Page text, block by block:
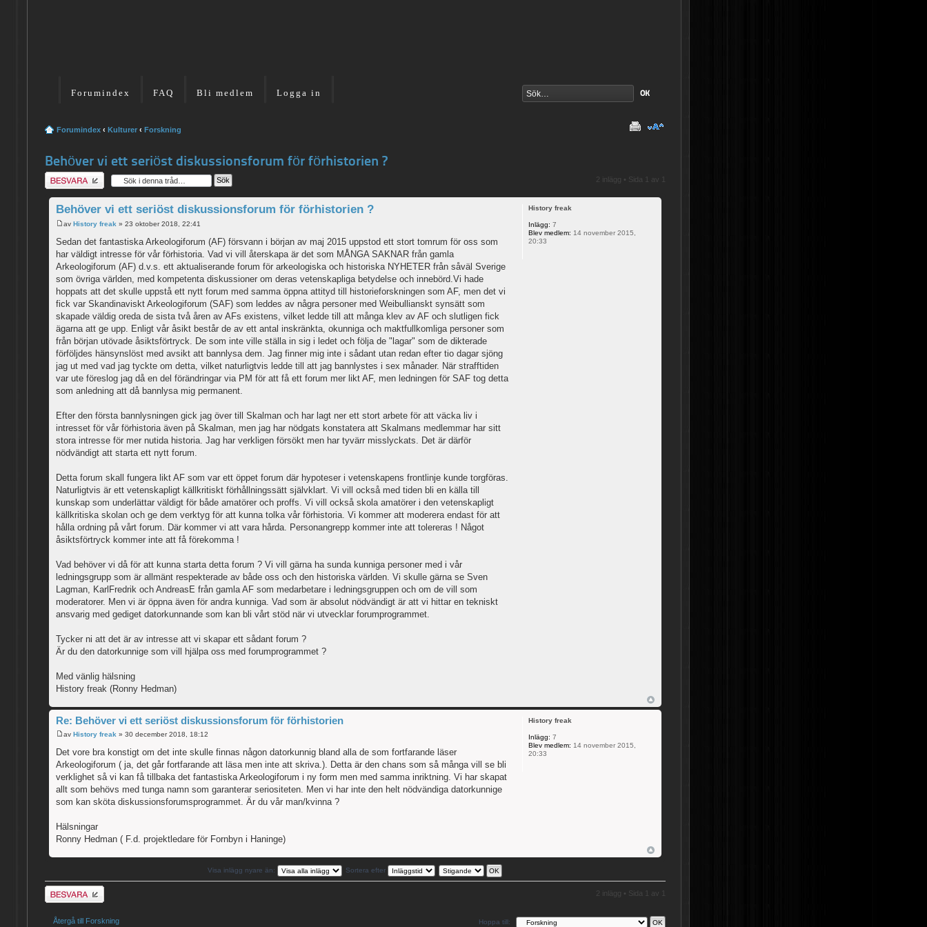
Forumindex FAQ Bli medlem Logga in
Forumindex ‹ Kulturer ‹ Forskning
Behöver vi ett seriöst diskussionsforum för förhistorien ?
Besvara 2 inlägg • Sida av
Behöver vi ett seriöst diskussionsforum för förhistorien ?
av History freak » 23 oktober 2018, 22:41
Sedan det fantastiska Arkeologiforum (AF) försvann i början av maj 2015 uppstod ett stort tomrum för oss som
har väldigt intresse för vår förhistoria. Vad vi vill återskapa är det som MÅNGA SAKNAR från gamla
Arkeologiforum (AF) d.v.s. ett aktualiserande forum för arkeologiska och historiska NYHETER från såväl Sverige
som övriga världen, med kompetenta diskussioner om deras vetenskapliga betydelse och innebörd.Vi hade
hoppats att det skulle uppstå ett nytt forum med samma öppna attityd till historieforskningen som AF, men det vi
fick var Skandinaviskt Arkeologiforum (SAF) som leddes av några personer med Weibullianskt synsätt som
skapade väldig oreda de sista två åren av AFs existens, vilket ledde till att många klev av AF och slutligen fick
ägarna att ge upp. Enligt vår åsikt består de av ett antal inskränkta, okunniga och maktfullkomliga personer som
från början utövade åsiktsförtryck. De som inte ville ställa in sig i ledet och följa de "lagar" som de dikterade
förföljdes hänsynslöst med avsikt att bannlysa dem. Jag finner mig inte i sådant utan redan efter tio dagar sjöng
jag ut med vad jag tyckte om detta, vilket naturligtvis ledde till att jag bannlystes i sex månader. När strafftiden
var ute föreslog jag då en del förändringar via PM för att få ett forum mer likt AF, men ledningen för SAF tog detta
som anledning att då bannlysa mig permanent.
Efter den första bannlysningen gick jag över till Skalman och har lagt ner ett stort arbete för att väcka liv i
intresset för vår förhistoria även på Skalman, men jag har nödgats konstatera att Skalmans medlemmar har sitt
stora intresse för mer nutida historia. Jag har verkligen försökt men har tyvärr misslyckats. Det är därför
nödvändigt att starta ett nytt forum.
Detta forum skall fungera likt AF som var ett öppet forum där hypoteser i vetenskapens frontlinje kunde torgföras.
Naturligtvis är ett vetenskapligt källkritiskt förhållningssätt självklart. Vi vill också med tiden bli en källa till
kunskap som underlättar väldigt för både amatörer och proffs. Vi vill också skola amatörer i den vetenskapligt
källkritiska skolan och ge dem verktyg för att kunna tolka vår förhistoria. Vi kommer att moderera endast för att
hålla ordning på vårt forum. Där kommer vi att vara hårda. Personangrepp kommer inte att tolereras ! Något
åsiktsförtryck kommer inte att få förekomma !
Vad behöver vi då för att kunna starta detta forum ? Vi vill gärna ha sunda kunniga personer med i vår
ledningsgrupp som är allmänt respekterade av både oss och den historiska världen. Vi skulle gärna se Sven
Lagman, KarlFredrik och AndreasE från gamla AF som medarbetare i ledningsgruppen och om de vill som
moderatorer. Men vi är öppna även för andra kunniga. Vad som är absolut nödvändigt är att vi hittar en tekniskt
ansvarig med gediget datorkunnande som kan bli vårt stöd när vi utvecklar forumprogrammet.
Tycker ni att det är av intresse att vi skapar ett sådant forum ?
Är du den datorkunnige som vill hjälpa oss med forumprogrammet ?
Med vänlig hälsning
History freak (Ronny Hedman)
History freak
Inlägg: 7
Blev medlem: 14 november 2015,
20:33
Re: Behöver vi ett seriöst diskussionsforum för förhistorien
av History freak » 30 december 2018, 18:12
Det vore bra konstigt om det inte skulle finnas någon datorkunnig bland alla de som fortfarande läser
Arkeologiforum ( ja, det går fortfarande att läsa men inte att skriva.). Detta är den chans som så många vill se bli
verklighet så vi kan få tillbaka det fantastiska Arkeologiforum i ny form men med samma inriktning. Vi har skapat
allt som behövs med tunga namn som garanterar seriositeten. Men vi har inte den helt nödvändiga datorkunnige
som kan sköta diskussionsforumsprogrammet. Är du vår man/kvinna ?
Hälsningar
Ronny Hedman ( F.d. projektledare för Fornbyn i Haninge)
History freak
Inlägg: 7
Blev medlem: 14 november 2015,
20:33
Visa inlägg nyare än: Sortera efter
Besvara 2 inlägg • Sida av
Återgå till Forskning Hoppa till: